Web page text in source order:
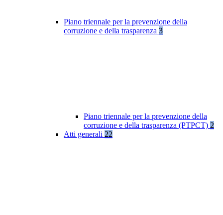
Piano triennale per la prevenzione della
corruzione e della trasparenza 3
Piano triennale per la prevenzione della
corruzione e della trasparenza (PTPCT) 2
Atti generali 22